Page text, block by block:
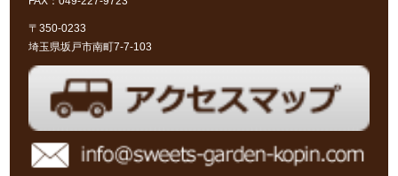
〒350-0233
埼玉県坂戸市南町7-7-103